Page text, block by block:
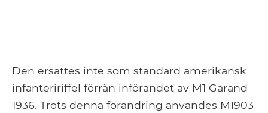
Den ersattes inte som standard amerikansk
infanteririffel förrän införandet av M1 Garand
1936. Trots denna förändring användes M1903